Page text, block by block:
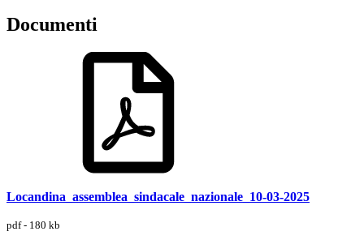
Documenti
Locandina_assemblea_sindacale_nazionale_10-03-2025
pdf - 180 kb